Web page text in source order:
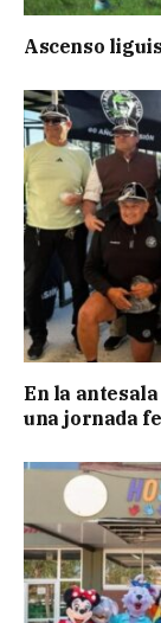
Ascenso
En la
una jornada